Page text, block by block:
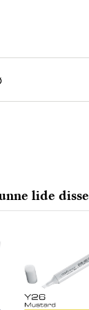
lide disse